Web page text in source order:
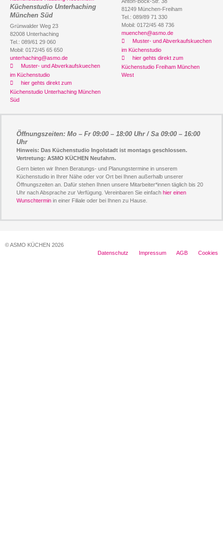
Küchenstudio Unterhaching
München Süd
Grünwalder Weg 23
82008 Unterhaching
Tel.: 089/61 29 060
Mobil: 0172/45 65 650
unterhaching@asmo.de
Muster- und Abverkaufskuechen
im Küchenstudio
hier gehts direkt zum
Küchenstudio Unterhaching München
Süd
81249 München-Freiham
Tel.: 089/89 71 330
Mobil: 0172/45 48 736
muenchen@asmo.de
Muster- und Abverkaufskuechen
im Küchenstudio
hier gehts direkt zum
Küchenstudio Freiham München
West
Öffnungszeiten: Mo – Fr 09:00 – 18:00 Uhr / Sa 09:00 – 16:00
Uhr
Hinweis: Das Küchenstudio Ingolstadt ist montags geschlossen.
Vertretung: ASMO KÜCHEN Neufahrn.
Gern bieten wir Ihnen Beratungs- und Planungstermine in unserem
Küchenstudio in Ihrer Nähe oder vor Ort bei Ihnen außerhalb unserer
Öffnungszeiten an. Dafür stehen Ihnen unsere Mitarbeiter*innen täglich bis 20
Uhr nach Absprache zur Verfügung. Vereinbaren Sie einfach hier einen
Wunschtermin in einer Filiale oder bei Ihnen zu Hause.
© ASMO KÜCHEN 2026
Datenschutz
Impressum AGB Cookies